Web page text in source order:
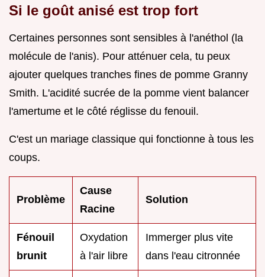
Si le goût anisé est trop fort
Certaines personnes sont sensibles à l'anéthol (la
molécule de l'anis). Pour atténuer cela, tu peux
ajouter quelques tranches fines de pomme Granny
Smith. L'acidité sucrée de la pomme vient balancer
l'amertume et le côté réglisse du fenouil.
C'est un mariage classique qui fonctionne à tous les
coups.
Problème
Cause
Racine
Solution
Fénouil
brunit
Oxydation
à l'air libre
Immerger plus vite
dans l'eau citronnée